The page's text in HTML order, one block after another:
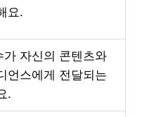
요.
가 자신의 콘텐츠와
언스에게 전달되는
.